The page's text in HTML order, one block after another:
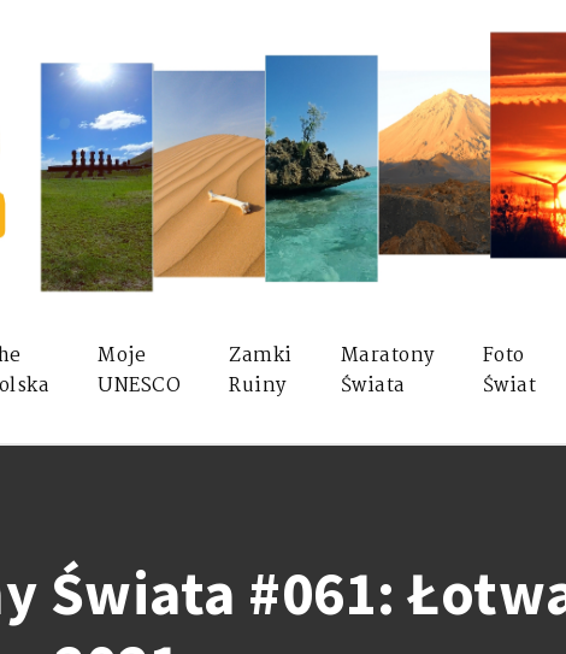
Moje
UNESCO
Zamki
Ruiny
Maratony
Świata
Foto
Świat
Świata #061: